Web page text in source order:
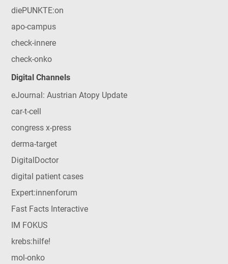
diePUNKTE:on
apo-campus
check-innere
check-onko
Digital Channels
eJournal: Austrian Atopy Update
car-t-cell
congress x-press
derma-target
DigitalDoctor
digital patient cases
Expert:innenforum
Fast Facts Interactive
IM FOKUS
krebs:hilfe!
mol-onko